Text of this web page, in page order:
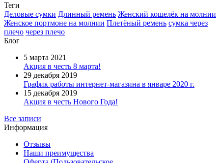
Теги
Деловые сумки Длинный ремень Женский кошелёк на молнии
Женское портмоне на молнии Плетёный ремень сумка через
плечо через плечо
Блог
5 марта 2021
Акция в честь 8 марта!
29 декабря 2019
График работы интернет-магазина в январе 2020 г.
15 декабря 2019
Акция в честь Нового Года!
Все записи
Информация
Отзывы
Наши преимущества